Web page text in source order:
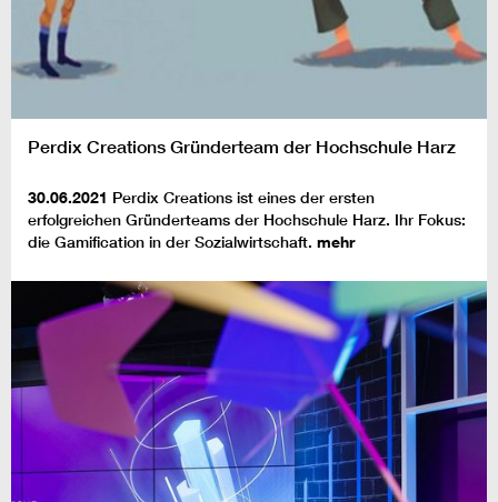
Perdix Creations Gründerteam der Hochschule Harz
30.06.2021 Perdix Creations ist eines der ersten
erfolgreichen Gründerteams der Hochschule Harz. Ihr Fokus:
die Gamification in der Sozialwirtschaft. mehr